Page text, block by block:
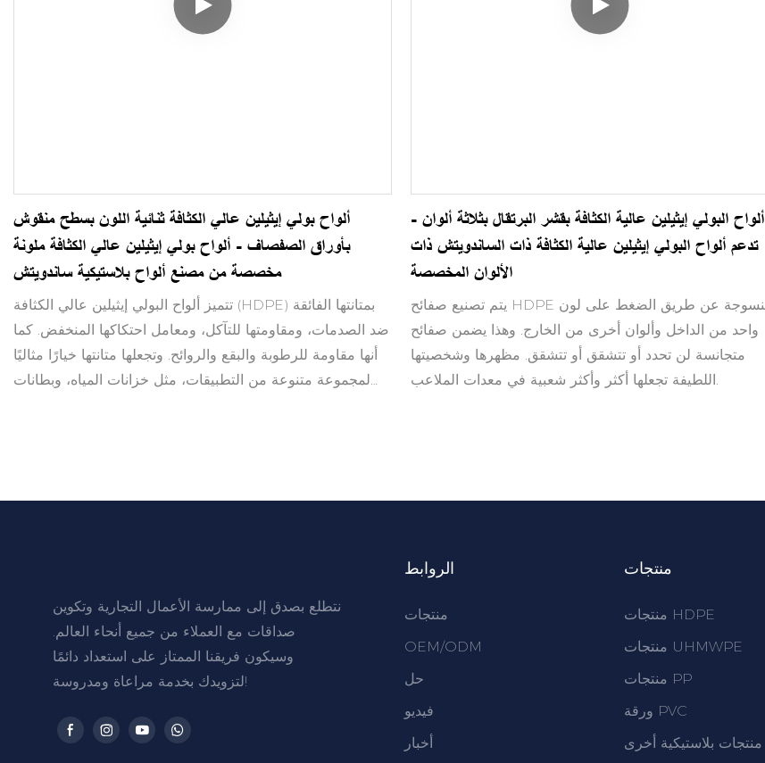
ألواح بولي إيثيلين عالي الكثافة ثنائية اللون بسطح منقوش
بأوراق الصفصاف - ألواح بولي إيثيلين عالي الكثافة ملونة
مخصصة من مصنع ألواح بلاستيكية ساندويتش
تتميز ألواح البولي إيثيلين عالي الكثافة (HDPE) بمتانتها الفائقة
ضد الصدمات، ومقاومتها للتآكل، ومعامل احتكاكها المنخفض. كما
أنها مقاومة للرطوبة والبقع والروائح. وتجعلها متانتها خيارًا مثاليًا
لمجموعة متنوعة من التطبيقات، مثل خزانات المياه، وبطانات
ألواح البولي إيثيلين عالية الكثافة بقشر البرتقال بثلاثة ألوان -
تدعم ألواح البولي إيثيلين عالية الكثافة ذات الساندويتش ذات
الألوان المخصصة
يتم تصنيع صفائح HDPE المنسوجة عن طريق الضغط على لون
واحد من الداخل وألوان أخرى من الخارج. وهذا يضمن صفائح
متجانسة لن تحدد أو تتشقق أو تتشقق. مظهرها وشخصيتها
اللطيفة تجعلها أكثر وأكثر شعبية في معدات الملاعب.
نتطلع بصدق إلى ممارسة الأعمال التجارية وتكوين
صداقات مع العملاء من جميع أنحاء العالم.
وسيكون فريقنا الممتاز على استعداد دائمًا
لتزويدك بخدمة مراعاة ومدروسة!
الروابط
منتجات
OEM/ODM
حل
فيديو
أخبار
منتجات
منتجات HDPE
منتجات UHMWPE
منتجات PP
ورقة PVC
منتجات بلاستيكية أخرى